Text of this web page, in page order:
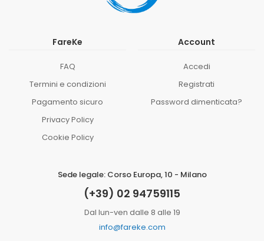
FareKe
FAQ
Termini e condizioni
Pagamento sicuro
Privacy Policy
Cookie Policy
Account
Accedi
Registrati
Password dimenticata?
Sede legale: Corso Europa, 10 - Milano
(+39) 02 94759115
Dal lun-ven dalle 8 alle 19
info@fareke.com